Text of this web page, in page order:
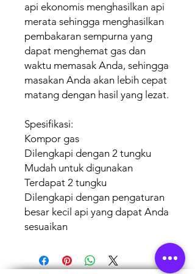
api ekonomis menghasilkan api
merata sehingga menghasilkan
pembakaran sempurna yang
dapat menghemat gas dan
waktu memasak Anda, sehingga
masakan Anda akan lebih cepat
matang dengan hasil yang lezat.
Spesifikasi:
Kompor gas
Dilengkapi dengan 2 tungku
Mudah untuk digunakan
Terdapat 2 tungku
Dilengkapi dengan pengaturan
besar kecil api yang dapat Anda
sesuaikan